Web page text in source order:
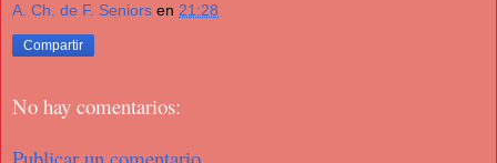
A. Ch. de F. Seniors en 21:28
Compartir
No hay comentarios: